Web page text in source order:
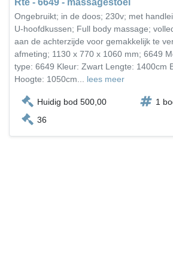
Ongebruikt; in de doos; 230v; met
U-hoofdkussen; Full body massage;
aan de achterzijde voor gemakkelijk te
afmeting; 1130 x 770 x 1060 mm; 6649
type: 6649 Kleur: Zwart Lengte: 1400cm
Hoogte: 1050cm... lees meer
Huidig bod 500,00
1
36